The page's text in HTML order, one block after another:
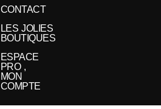
CONTACT
LES JOLIES
BOUTIQUES
ESPACE
PRO ,
MON
COMPTE